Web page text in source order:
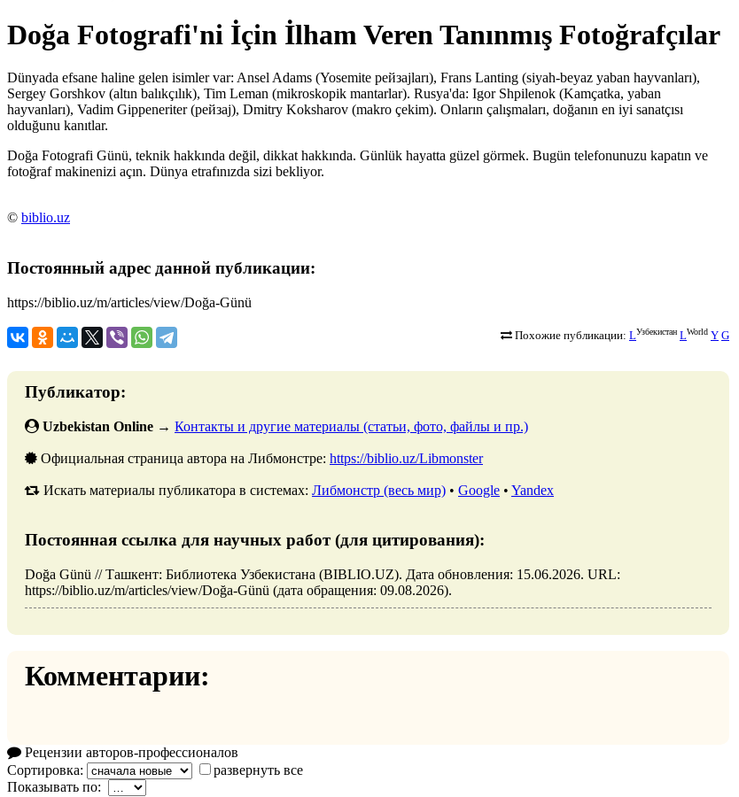
Doğa Fotografi'ni İçin İlham Veren Tanınmış Fotoğrafçılar
Dünyada efsane haline gelen isimler var: Ansel Adams (Yosemite pейзajları), Frans Lanting (siyah-beyaz yaban hayvanları),
Sergey Gorshkov (altın balıkçılık), Tim Leman (mikroskopik mantarlar). Rusya'da: Igor Shpilenok (Kamçatka, yaban
hayvanları), Vadim Gippeneriter (pейзaj), Dmitry Koksharov (makro çekim). Onların çalışmaları, doğanın en iyi sanatçısı
olduğunu kanıtlar.
Doğa Fotografi Günü, teknik hakkında değil, dikkat hakkında. Günlük hayatta güzel görmek. Bugün telefonunuzu kapatın ve
fotoğraf makinenizi açın. Dünya etrafınızda sizi bekliyor.
© biblio.uz
Постоянный адрес данной публикации:
https://biblio.uz/m/articles/view/Doğa-Günü
Похожие публикации: LУзбекистан LWorld Y G
Публикатор:
Uzbekistan Online → Контакты и другие материалы (статьи, фото, файлы и пр.)
Официальная страница автора на Либмонстре: https://biblio.uz/Libmonster
Искать материалы публикатора в системах: Либмонстр (весь мир) • Google • Yandex
Постоянная ссылка для научных работ (для цитирования):
Doğa Günü // Ташкент: Библиотека Узбекистана (BIBLIO.UZ). Дата обновления: 15.06.2026. URL:
https://biblio.uz/m/articles/view/Doğa-Günü (дата обращения: 09.08.2026).
Комментарии:
Рецензии авторов-профессионалов
Сортировка:
развернуть все
Показывать по: